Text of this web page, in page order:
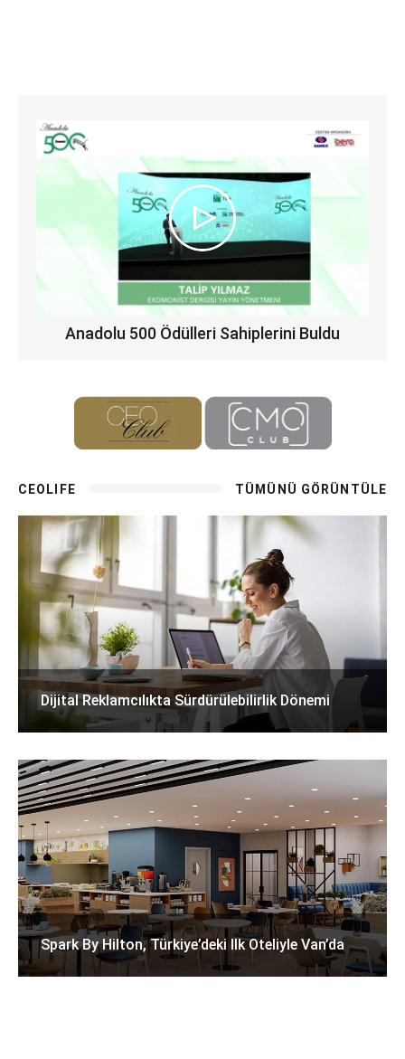
Anadolu 500 Ödülleri Sahiplerini Buldu
CEOLIFE TÜMÜNÜ GÖRÜNTÜLE
Dijital Reklamcılıkta Sürdürülebilirlik Dönemi
Spark By Hilton, Türkiye’deki Ilk Oteliyle Van’da